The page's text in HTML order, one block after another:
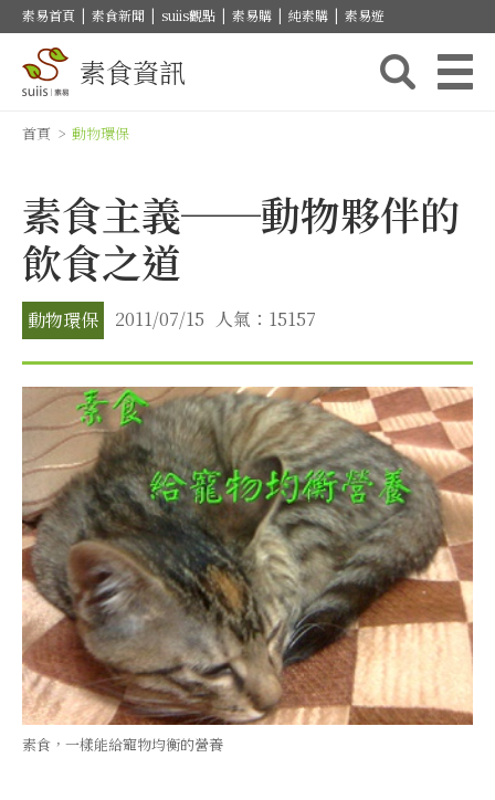
素易首頁 | 素食新聞 | suiis觀點 | 素易購 | 純素購 | 素易遊
素食資訊
首頁 > 動物環保
素食主義──動物夥伴的
飲食之道
動物環保 2011/07/15 人氣：15157
素食，一樣能給寵物均衡的營養